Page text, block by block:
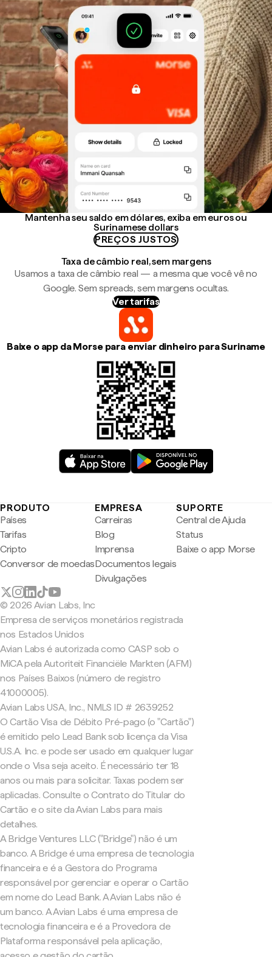
Mantenha seu saldo em dólares, exiba em euros ou
Surinamese dollars
PREÇOS JUSTOS
Taxa de câmbio real, sem margens
Usamos a taxa de câmbio real — a mesma que você vê no
Google. Sem spreads, sem margens ocultas.
Ver tarifas
Baixe o app da Morse para enviar dinheiro para Suriname
PRODUTO
Países
Tarifas
Cripto
Conversor de moedas
EMPRESA
Carreiras
Blog
Imprensa
Documentos legais
Divulgações
SUPORTE
Central de Ajuda
Status
Baixe o app Morse
© 2026 Avian Labs, Inc
Empresa de serviços monetários registrada
nos Estados Unidos
Avian Labs é autorizada como CASP sob o
MiCA pela Autoriteit Financiële Markten (AFM)
nos Países Baixos (número de registro
41000005).
Avian Labs USA, Inc., NMLS ID # 2639252
O Cartão Visa de Débito Pré-pago (o "Cartão")
é emitido pelo Lead Bank sob licença da Visa
U.S.A. Inc. e pode ser usado em qualquer lugar
onde o Visa seja aceito. É necessário ter 18
anos ou mais para solicitar. Taxas podem ser
aplicadas. Consulte o Contrato do Titular do
Cartão e o site da Avian Labs para mais
detalhes.
A Bridge Ventures LLC ("Bridge") não é um
banco. A Bridge é uma empresa de tecnologia
financeira e é a Gestora do Programa
responsável por gerenciar e operar o Cartão
em nome do Lead Bank. A Avian Labs não é
um banco. A Avian Labs é uma empresa de
tecnologia financeira e é a Provedora de
Plataforma responsável pela aplicação,